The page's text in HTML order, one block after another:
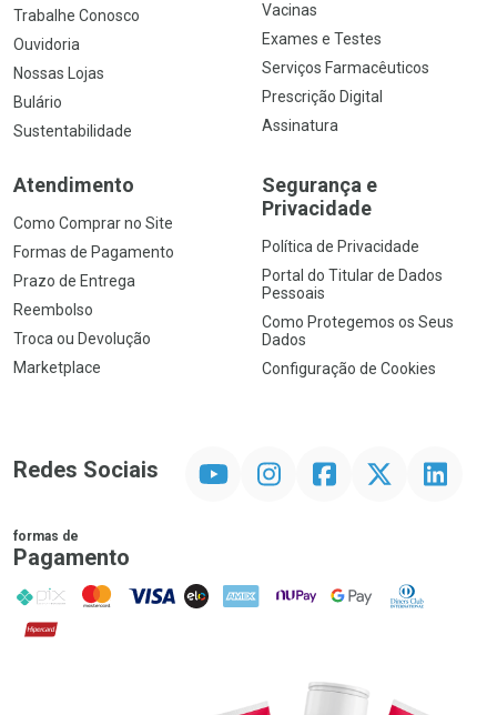
Trabalhe Conosco
Ouvidoria
Nossas Lojas
Bulário
Sustentabilidade
Vacinas
Exames e Testes
Serviços Farmacêuticos
Prescrição Digital
Assinatura
Atendimento
Como Comprar no Site
Formas de Pagamento
Prazo de Entrega
Reembolso
Troca ou Devolução
Marketplace
Segurança e
Privacidade
Política de Privacidade
Portal do Titular de Dados
Pessoais
Como Protegemos os Seus
Dados
Configuração de Cookies
Redes Sociais InstagramFacebookTwitter Linkedin
formas de
Pagamento
PIX MasterCard
VISA ELO AMEX NuPay Google PayDiners Club
Hipercard
Promoção em Destaque